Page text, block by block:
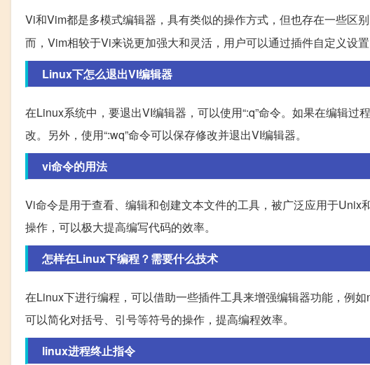
Vi和Vim都是多模式编辑器，具有类似的操作方式，但也存在一些区
而，Vim相较于Vi来说更加强大和灵活，用户可以通过插件自定义设置
Linux下怎么退出VI编辑器
在Linux系统中，要退出VI编辑器，可以使用“:q”命令。如果在编辑过
改。另外，使用“:wq”命令可以保存修改并退出VI编辑器。
vi命令的用法
Vi命令是用于查看、编辑和创建文本文件的工具，被广泛应用于
操作，可以极大提高编写代码的效率。
怎样在Linux下编程？需要什么技术
在Linux下进行编程，可以借助一些插件工具来增强编辑器功能，例
可以简化对括号、引号等符号的操作，提高编程效率。
linux进程终止指令